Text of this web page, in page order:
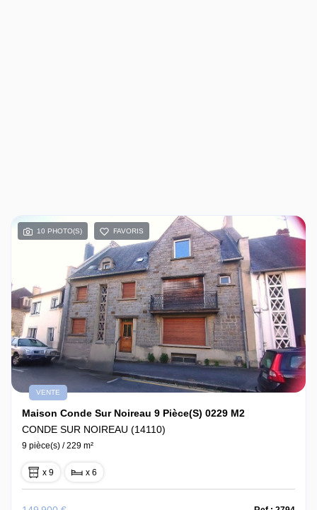
10 PHOTO(S) FAVORIS
VENTE
Maison Conde Sur Noireau 9 Pièce(s) 0229 M2
CONDE SUR NOIREAU (14110)
9 pièce(s) / 229 m²
x 9 x 6